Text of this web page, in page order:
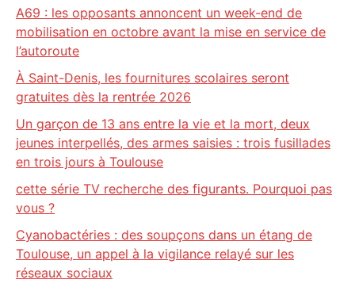
A69 : les opposants annoncent un week-end de
mobilisation en octobre avant la mise en service de
l’autoroute
À Saint-Denis, les fournitures scolaires seront
gratuites dès la rentrée 2026
Un garçon de 13 ans entre la vie et la mort, deux
jeunes interpellés, des armes saisies : trois fusillades
en trois jours à Toulouse
cette série TV recherche des figurants. Pourquoi pas
vous ?
Cyanobactéries : des soupçons dans un étang de
Toulouse, un appel à la vigilance relayé sur les
réseaux sociaux